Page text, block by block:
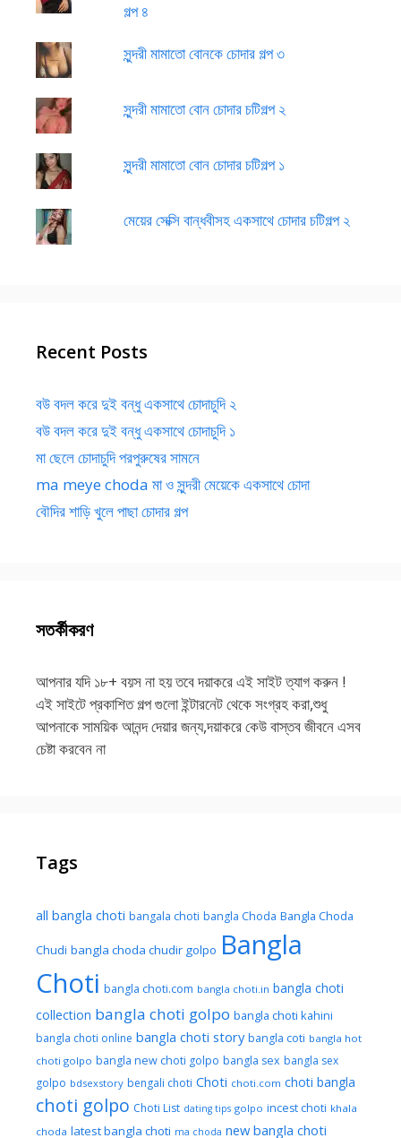
গল্প ৪
সুন্দরী মামাতো বোনকে চোদার গল্প ৩
সুন্দরী মামাতো বোন চোদার চটিগল্প ২
সুন্দরী মামাতো বোন চোদার চটিগল্প ১
মেয়ের সেক্সি বান্ধবীসহ একসাথে চোদার চটিগল্প ২
Recent Posts
বউ বদল করে দুই বন্ধু একসাথে চোদাচুদি ২
বউ বদল করে দুই বন্ধু একসাথে চোদাচুদি ১
মা ছেলে চোদাচুদি পরপুরুষের সামনে
ma meye choda মা ও সুন্দরী মেয়েকে একসাথে চোদা
বৌদির শাড়ি খুলে পাছা চোদার গল্প
সতর্কীকরণ
আপনার যদি ১৮+ বয়স না হয় তবে দয়াকরে এই সাইট ত্যাগ করুন !
এই সাইটে প্রকাশিত গল্প গুলো ইন্টারনেট থেকে সংগ্রহ করা,শুধু
আপনাকে সাময়িক আনন্দ দেয়ার জন্য,দয়াকরে কেউ বাস্তব জীবনে এসব
চেষ্টা করবেন না
Tags
all bangla choti bangala choti bangla Choda Bangla Choda
Chudi bangla choda chudir golpo Bangla
Choti bangla choti.com bangla choti.in bangla choti
collection bangla choti golpo bangla choti kahini
bangla choti online bangla choti story bangla coti bangla hot
choti golpo bangla new choti golpo bangla sex bangla sex
golpo bdsexstory bengali choti Choti choti.com choti bangla
choti golpo Choti List dating tips golpo incest choti khala
choda latest bangla choti ma choda new bangla choti